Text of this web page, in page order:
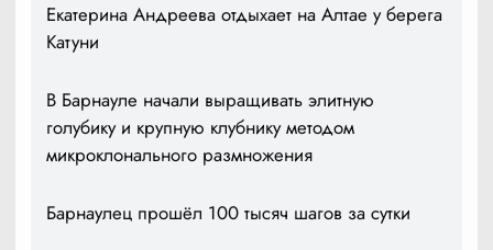
Екатерина Андреева отдыхает на Алтае у берега
Катуни
В Барнауле начали выращивать элитную
голубику и крупную клубнику методом
микроклонального размножения
Барнаулец прошёл 100 тысяч шагов за сутки